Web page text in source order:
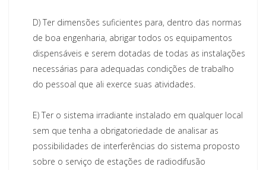
D) Ter dimensões suficientes para, dentro das normas
de boa engenharia, abrigar todos os equipamentos
dispensáveis e serem dotadas de todas as instalações
necessárias para adequadas condições de trabalho
do pessoal que ali exerce suas atividades.
E) Ter o sistema irradiante instalado em qualquer local
sem que tenha a obrigatoriedade de analisar as
possibilidades de interferências do sistema proposto
sobre o serviço de estações de radiodifusão